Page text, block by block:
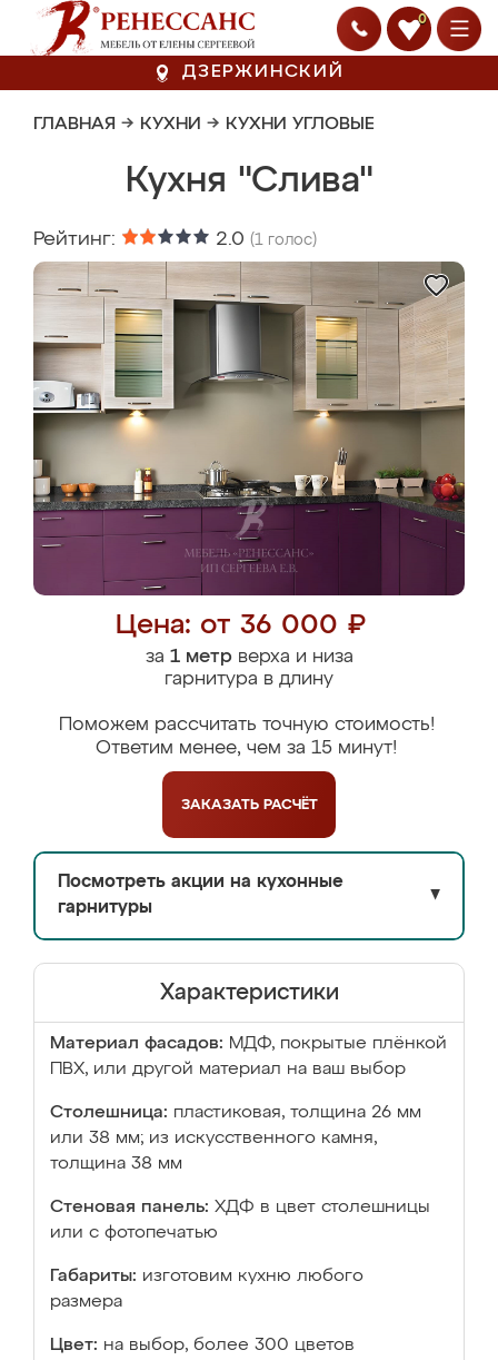
0
ДЗЕРЖИНСКИЙ
ГЛАВНАЯ → КУХНИ → КУХНИ УГЛОВЫЕ
Кухня "Слива"
Рейтинг: 2.0 (1 голос)
Цена: от 36 000 ₽
за 1 метрверха и низа
гарнитура в длину
Поможем рассчитать точную стоимость!
Ответим менее, чем за 15 минут!
ЗАКАЗАТЬ РАСЧЁТ
Посмотреть акции на кухонные
гарнитуры
▼
Характеристики
Материал фасадов: МДФ, покрытые плёнкой
ПВХ, или другой материал на ваш выбор
Столешница: пластиковая, толщина 26 мм
или 38 мм; из искусственного камня,
толщина 38 мм
Стеновая панель: ХДФ в цвет столешницы
или с фотопечатью
Габариты: изготовим кухню любого
размера
Цвет: на выбор, более 300 цветов